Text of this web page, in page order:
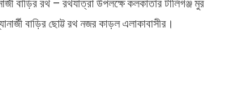
কাড়ল
ম্যুর
বাড়ির রথ – রথযাত্রা উপলক্ষে কলকাতার টালিগঞ্জ মুর
বাড়ির ছোট্ট রথ নজর কাড়ল এলাকাবাসীর।